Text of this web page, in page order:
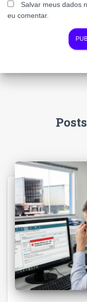
Salvar meus dados
eu comentar.